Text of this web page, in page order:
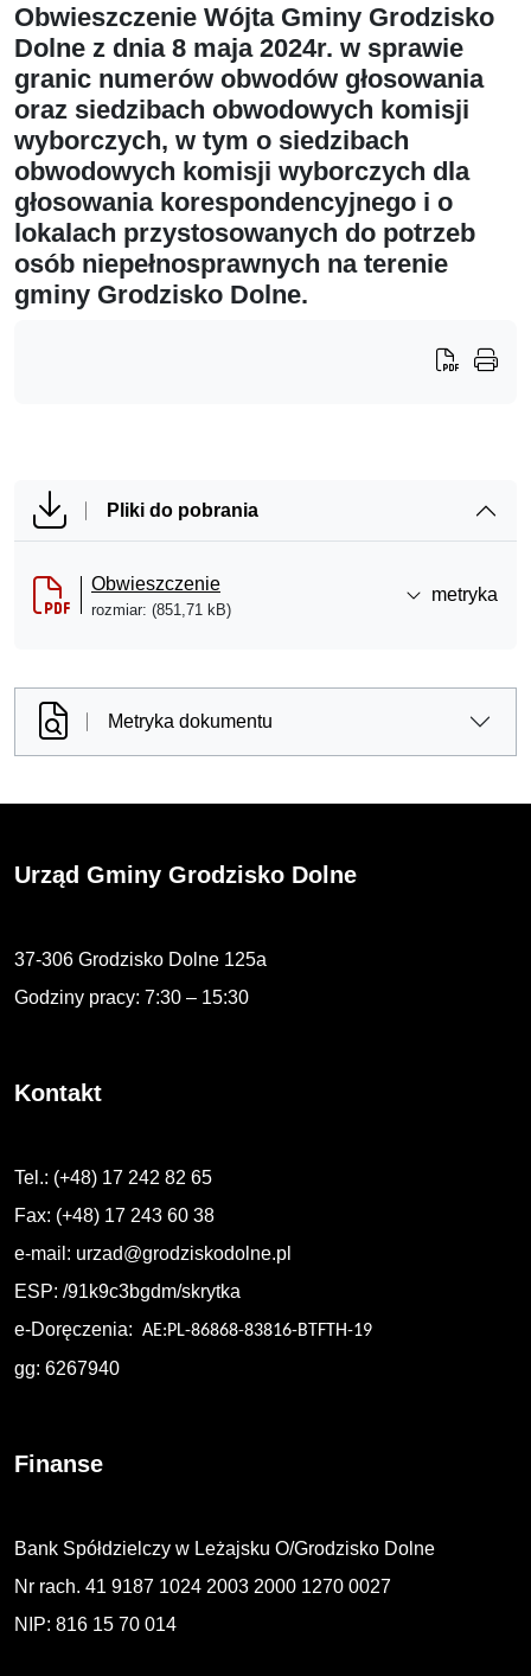
Obwieszczenie Wójta Gminy Grodzisko
Dolne z dnia 8 maja 2024r. w sprawie
granic numerów obwodów głosowania
oraz siedzibach obwodowych komisji
wyborczych, w tym o siedzibach
obwodowych komisji wyborczych dla
głosowania korespondencyjnego i o
lokalach przystosowanych do potrzeb
osób niepełnosprawnych na terenie
gminy Grodzisko Dolne.
Pliki do pobrania
Obwieszczenie
rozmiar: (851,71 kB)
metryka
Metryka dokumentu
Urząd Gminy Grodzisko Dolne
37-306 Grodzisko Dolne 125a
Godziny pracy: 7:30 – 15:30
Kontakt
Tel.: (+48) 17 242 82 65
Fax: (+48) 17 243 60 38
e-mail: urzad@grodziskodolne.pl
ESP: /91k9c3bgdm/skrytka
e-Doręczenia: AE:PL-86868-83816-BTFTH-19
gg: 6267940
Finanse
Bank Spółdzielczy w Leżajsku O/Grodzisko Dolne
Nr rach. 41 9187 1024 2003 2000 1270 0027
NIP: 816 15 70 014